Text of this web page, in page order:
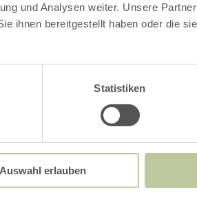
und Analysen weiter. Unsere
ihnen bereitgestellt haben oder die
Statistiken
Auswahl erlauben